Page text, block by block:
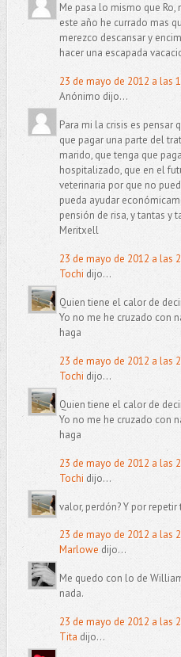
Me pasa lo mismo que
este año he currado mas
merezco descansar y
hacer una escapada
23 de mayo de 2012 a las
Anónimo dijo...
Para mi la crisis es pensar
que pagar una parte del
marido, que tenga que
hospitalizado, que en el
veterinaria por que no
pueda ayudar
pensión de risa, y tantas y
Meritxell
23 de mayo de 2012 a las
Tochi dijo...
Quien tiene el calor de
Yo no me he cruzado con
haga
23 de mayo de 2012 a las
Tochi dijo...
Quien tiene el calor de
Yo no me he cruzado con
haga
23 de mayo de 2012 a las
Tochi dijo...
valor, perdón? Y por
23 de mayo de 2012 a las
Marlowe dijo...
Me quedo con lo de
nada.
23 de mayo de 2012 a las
Tita dijo...